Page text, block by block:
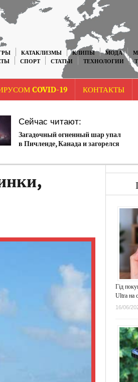
КАТАКЛИЗМЫ КЛИПЫ МОДА
СПОРТ СТАТЬИ ТЕХНОЛОГИИ
COVID-19 КОНТАКТЫ
Сейчас читают:
Загадочный огненный шар упал
в Пичленде, Канада и загорелся
Гід
Ultra на
16/06/